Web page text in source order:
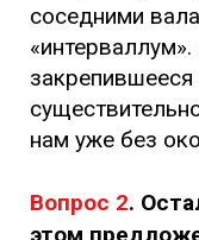
соседними
нам уже без
Вопрос 2.
этом